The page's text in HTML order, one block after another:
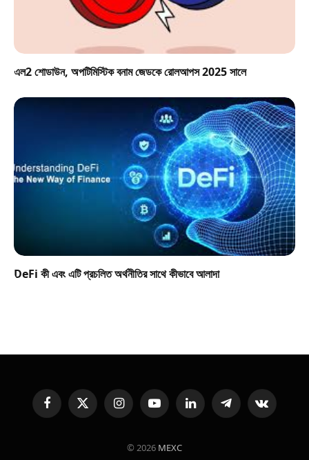
এল2 শোডাউন, অপটিমিস্টিক বনাম জেডকে রোলআপস 2025 সালে
DeFi কী এবং এটি প্রচলিত অর্থনীতির সাথে কীভাবে আলাদা
FacebookX
(Twitter)
InstagramYouTubeLinkedInTelegramVKontakte
© 2026 MEXC